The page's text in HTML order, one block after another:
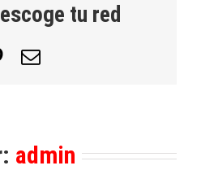
tu red
PinterestCorreo
admin